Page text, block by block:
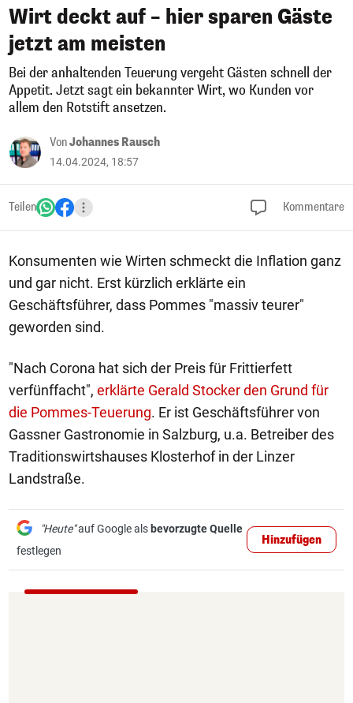
Wirt deckt auf – hier sparen Gäste
jetzt am meisten
Bei der anhaltenden Teuerung vergeht Gästen schnell der
Appetit. Jetzt sagt ein bekannter Wirt, wo Kunden vor
allem den Rotstift ansetzen.
VonJohannes Rausch
14.04.2024, 18:57
Teilen Kommentare
Konsumenten wie Wirten schmeckt die Inflation ganz
und gar nicht. Erst kürzlich erklärte ein
Geschäftsführer, dass Pommes "massiv teurer"
geworden sind.
"Nach Corona hat sich der Preis für Frittierfett
verfünffacht", erklärte Gerald Stocker den Grund für
die Pommes-Teuerung. Er ist Geschäftsführer von
Gassner Gastronomie in Salzburg, u.a. Betreiber des
Traditionswirtshauses Klosterhof in der Linzer
Landstraße.
"Heute"auf Google als bevorzugte Quelle
festlegen
Hinzufügen